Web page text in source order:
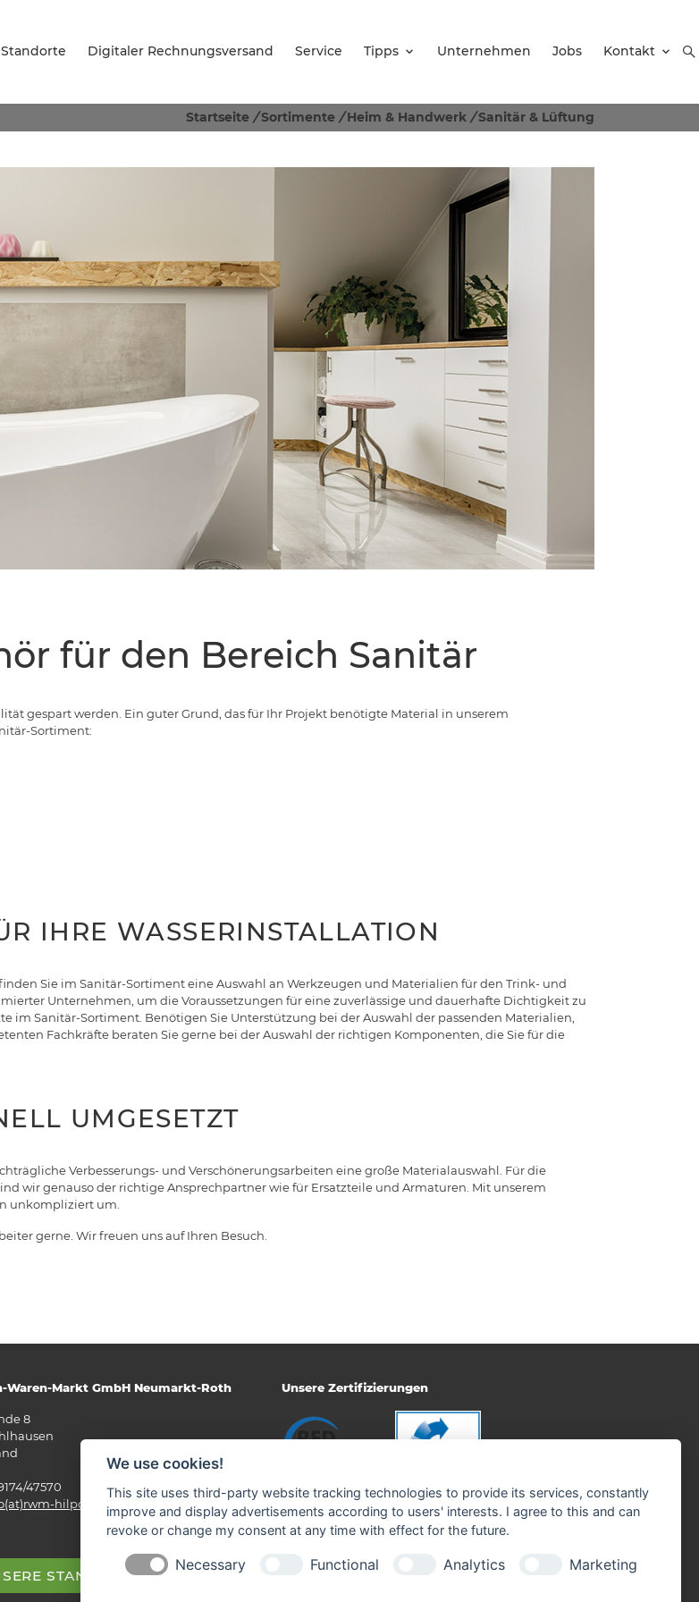
Standorte Digitaler Rechnungsversand Service Tipps Unternehmen Jobs Kontakt
Startseite / Sortimente / Heim & Handwerk / Sanitär & Lüftung
für den Bereich Sanitär
gespart werden. Ein guter Grund, das für Ihr Projekt benötigte Material in unserem
Sortiment:
IHRE WASSERINSTALLATION
Sie im Sanitär-Sortiment eine Auswahl an Werkzeugen und Materialien für den Trink- und
Unternehmen, um die Voraussetzungen für eine zuverlässige und dauerhafte Dichtigkeit zu
im Sanitär-Sortiment. Benötigen Sie Unterstützung bei der Auswahl der passenden Materialien,
Fachkräfte beraten Sie gerne bei der Auswahl der richtigen Komponenten, die Sie für die
UMGESETZT
Verbesserungs- und Verschönerungsarbeiten eine große Materialauswahl. Für die
wir genauso der richtige Ansprechpartner wie für Ersatzteile und Armaturen. Mit unserem
unkompliziert um.
gerne. Wir freuen uns auf Ihren Besuch.
Waren-Markt GmbH Neumarkt-Roth
8
47570
hilpoltstein.de
STANDORTE
Unsere Zertifizierungen
We use cookies!
This site uses third-party website tracking technologies to provide its services, constantly
improve and display advertisements according to users' interests. I agree to this and can
revoke or change my consent at any time with effect for the future.
Necessary Functional Analytics Marketing